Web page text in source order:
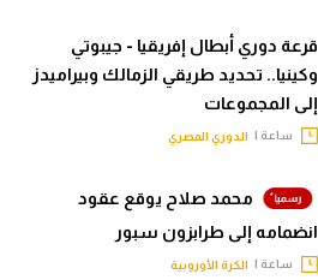
قرعة دوري أبطال إفريقيا - جيبوتي
وكينيا.. تحديد طريقي الزمالك وبيراميدز
إلى المجموعات
ساعة | الدوري المصري
محمد صلاح يوقع عقود
انضمامه إلى طرابزون سبور
ساعة | الكرة الأوروبية